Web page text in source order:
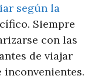
según la
Siempre
con las
de viajar
inconvenientes.